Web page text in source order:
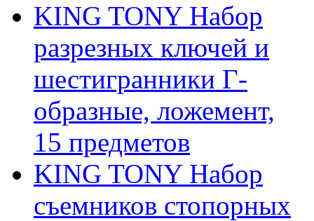
KING TONY Набор
разрезных ключей и
шестигранники Г-
образные, ложемент,
15 предметов
KING TONY Набор
съемников стопорных